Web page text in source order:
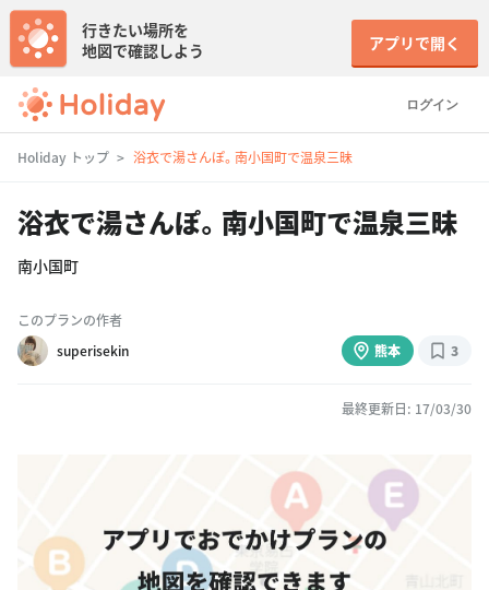
ログイン
行きたい場所を
地図で確認しよう
アプリで開く
Holiday トップ 浴衣で湯さんぽ。南小国町で温泉三昧
浴衣で湯さんぽ。南小国町で温泉三昧
南小国町
このプランの作者
superisekin
熊本 3
最終更新日: 17/03/30